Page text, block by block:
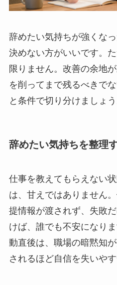
辞めたい気持ちが強くな
決めない方がいいです。
限りません。改善の余地
を削ってまで残るべきで
と条件で切り分けましょう
辞めたい気持ちを整理
仕事を教えてもらえない
は、甘えではありません
提情報が渡されず、失敗
けば、誰でも不安になり
動直後は、職場の暗黙知
されるほど自信を失いやす